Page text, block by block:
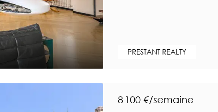
PRESTANT REALTY
8 100 €/semaine